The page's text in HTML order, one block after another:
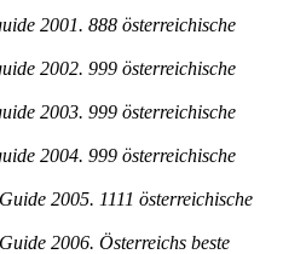
2001. 888 österreichische
2002. 999 österreichische
2003. 999 österreichische
2004. 999 österreichische
2005. 1111 österreichische
2006. Österreichs beste